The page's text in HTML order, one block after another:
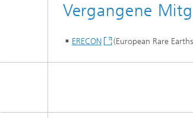
Vergangene
ERECON (European Rare